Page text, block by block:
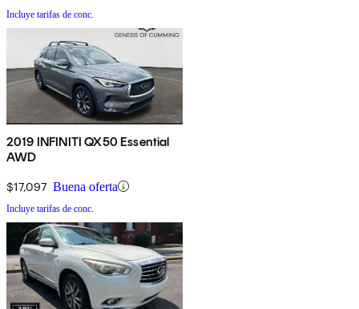
Incluye tarifas de conc.
2019 INFINITI QX50 Essential
AWD
$17,097 Buena oferta
Incluye tarifas de conc.